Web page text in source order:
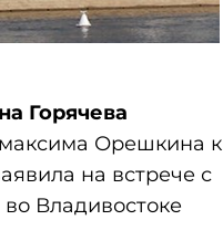
Горячева
максима Орешкина к
на встрече с
Владивостоке